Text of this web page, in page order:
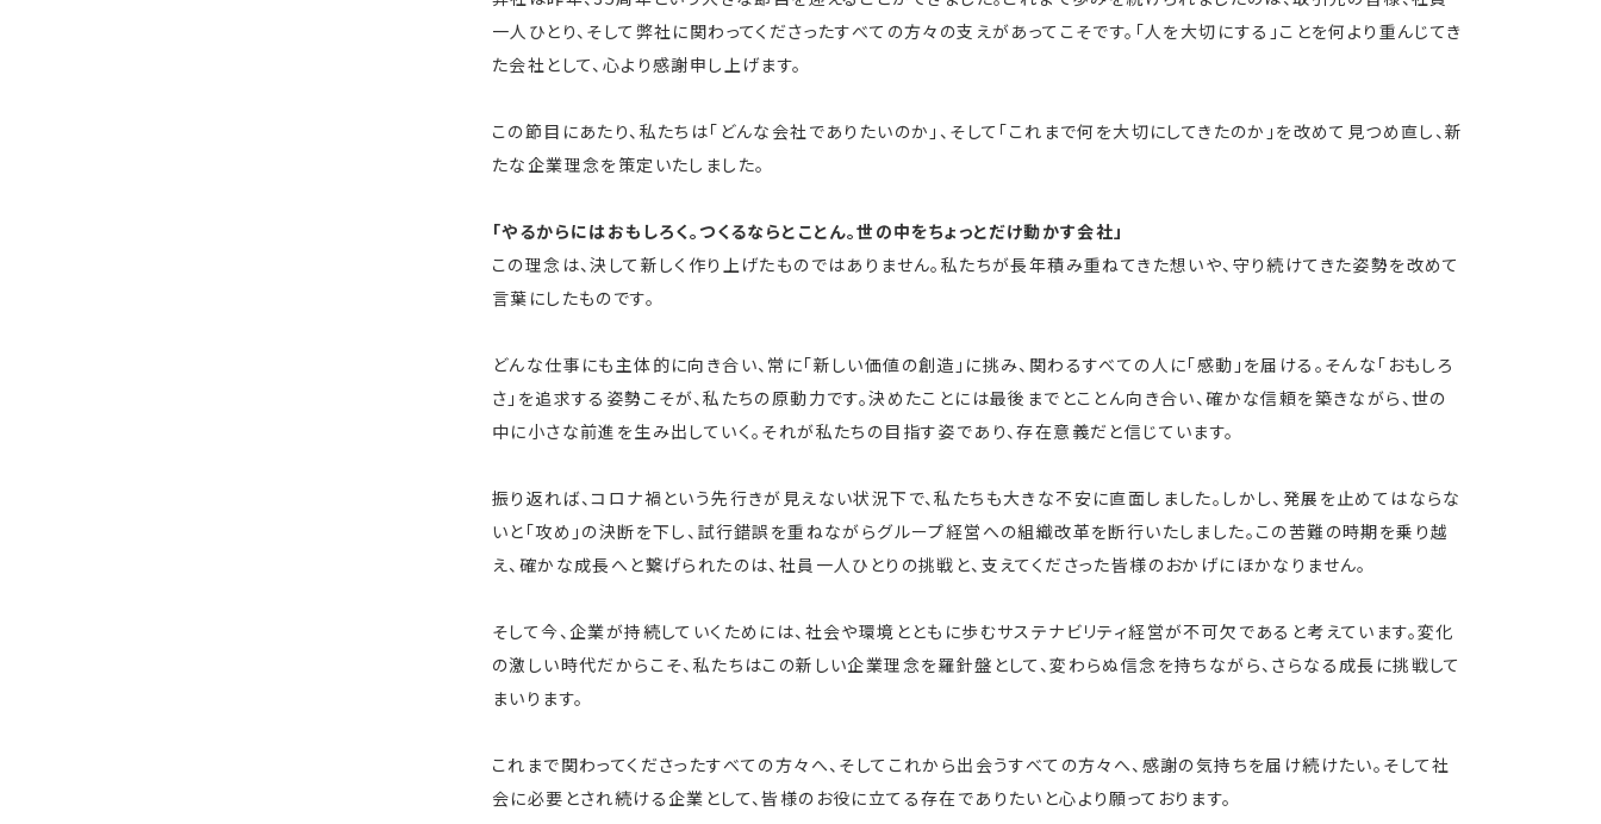
一人ひとり、そして弊社に関わってくださったすべての方々の支えがあってこそです。「人を大切にする」ことを何より重んじてき
た会社として、心より感謝申し上げます。
この節目にあたり、私たちは「どんな会社でありたいのか」、そして「これまで何を大切にしてきたのか」を改めて見つめ直し、新
たな企業理念を策定いたしました。
「やるからにはおもしろく。つくるならとことん。世の中をちょっとだけ動かす会社」
この理念は、決して新しく作り上げたものではありません。私たちが長年積み重ねてきた想いや、守り続けてきた姿勢を改めて
言葉にしたものです。
どんな仕事にも主体的に向き合い、常に「新しい価値の創造」に挑み、関わるすべての人に「感動」を届ける。そんな「おもしろ
さ」を追求する姿勢こそが、私たちの原動力です。決めたことには最後までとことん向き合い、確かな信頼を築きながら、世の
中に小さな前進を生み出していく。それが私たちの目指す姿であり、存在意義だと信じています。
振り返れば、コロナ禍という先行きが見えない状況下で、私たちも大きな不安に直面しました。しかし、発展を止めてはならな
いと「攻め」の決断を下し、試行錯誤を重ねながらグループ経営への組織改革を断行いたしました。この苦難の時期を乗り越
え、確かな成長へと繋げられたのは、社員一人ひとりの挑戦と、支えてくださった皆様のおかげにほかなりません。
そして今、企業が持続していくためには、社会や環境とともに歩むサステナビリティ経営が不可欠であると考えています。変化
の激しい時代だからこそ、私たちはこの新しい企業理念を羅針盤として、変わらぬ信念を持ちながら、さらなる成長に挑戦して
まいります。
これまで関わってくださったすべての方々へ、そしてこれから出会うすべての方々へ、感謝の気持ちを届け続けたい。そして社
会に必要とされ続ける企業として、皆様のお役に立てる存在でありたいと心より願っております。